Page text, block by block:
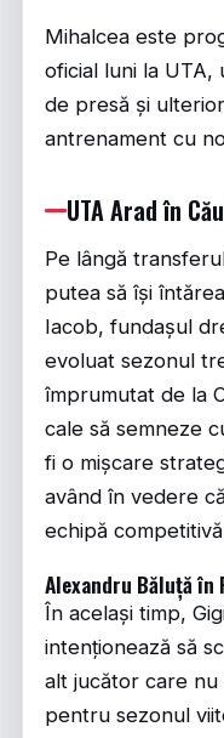
Mihalcea este
oficial luni la UTA,
de presă și
antrenament cu
UTA Arad în
Pe lângă
putea să își
Iacob, fundașul
evoluat sezonul
împrumutat de la
cale să semneze
fi o mișcare
având în vedere
echipă
Alexandru Băluță în
În același timp,
intenționează să
alt jucător care nu
pentru sezonul